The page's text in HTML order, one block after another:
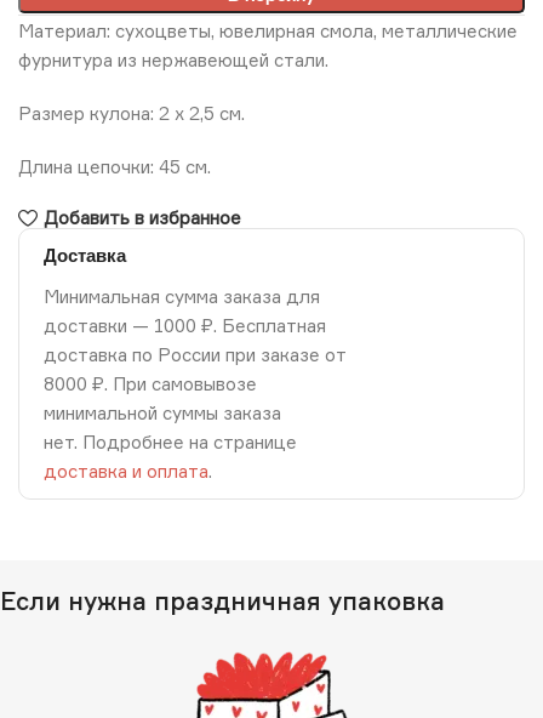
Материал: сухоцветы, ювелирная смола, металлические
фурнитура из нержавеющей стали.
Размер кулона: 2 x 2,5 см.
Длина цепочки: 45 см.
Добавить в избранное
Доставка
Минимальная сумма заказа для
доставки — 1000 ₽. Бесплатная
доставка по России при заказе от
8000 ₽. При самовывозе
минимальной суммы заказа
нет. Подробнее на странице
доставка и оплата.
Если нужна праздничная упаковка